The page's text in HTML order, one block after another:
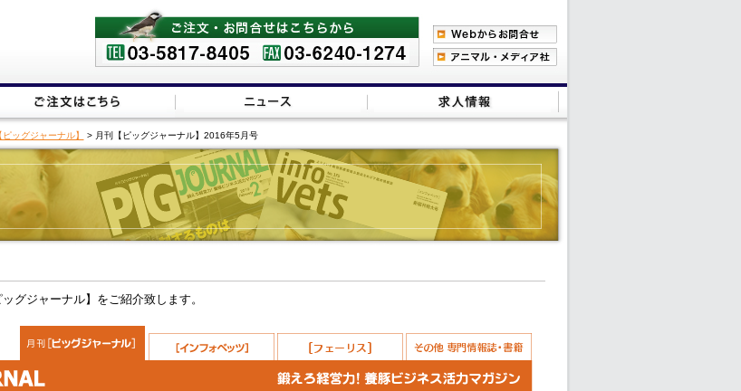
ッグジャーナル】 > 月刊【ピッグジャーナル】2016年5月号
グジャーナル】をご紹介致します。